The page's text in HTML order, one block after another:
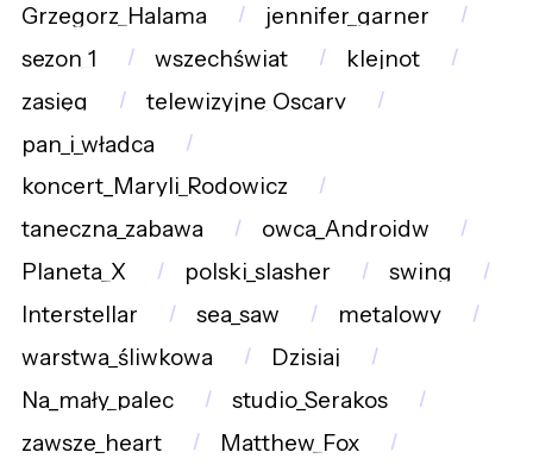
Grzegorz_Halama
jennifer_garner
sezon_1
wszechświat
klejnot
zasięg
telewizyjne_Oscary
pan_i_władca
koncert_Maryli_Rodowicz
taneczna_zabawa
owca_Androidw
Planeta_X
polski_slasher
swing
Interstellar
sea_saw
metalowy
warstwa_śliwkowa
Dzisiaj
Na_mały_palec
studio_Serakos
zawsze_heart
Matthew_Fox